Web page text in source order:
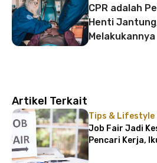
CPR adalah
Henti
Melakukannya
Artikel Terkait
Tips & Lifestyle
Job Fair Jadi
Pencari Kerja,